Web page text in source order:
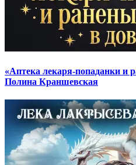
«Аптека лекаря-попаданки и
Полина Краншевская